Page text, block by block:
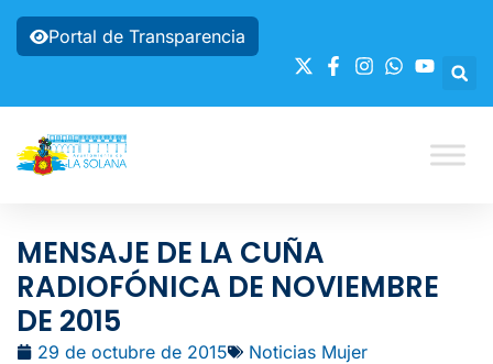
Portal de Transparencia
MENSAJE DE LA CUÑA
RADIOFÓNICA DE NOVIEMBRE
DE 2015
29 de octubre de 2015
Noticias Mujer